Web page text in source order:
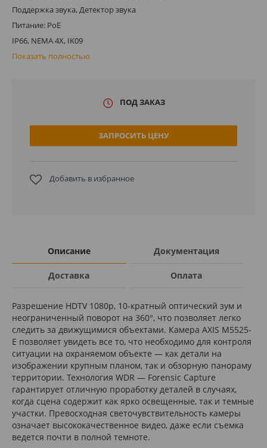
Поддержка звука, Детектор звука
Питание: PoE
IP66, NEMA 4X, IK09
Показать полностью
ПОД ЗАКАЗ
ЗАПРОСИТЬ ЦЕНУ
Добавить в избранное
Описание Документация
Доставка Оплата
Разрешение HDTV 1080p, 10-кратный оптический зум и
неограниченный поворот на 360°, что позволяет легко
следить за движущимися объектами. Камера AXIS M5525-
E позволяет увидеть все то, что необходимо для контроля
ситуации на охраняемом объекте — как детали на
изображении крупным планом, так и обзорную панораму
территории. Технология WDR — Forensic Capture
гарантирует отличную проработку деталей в случаях,
когда сцена содержит как ярко освещенные, так и темные
участки. Превосходная светочувствительность камеры
означает высококачественное видео, даже если съемка
ведется почти в полной темноте.